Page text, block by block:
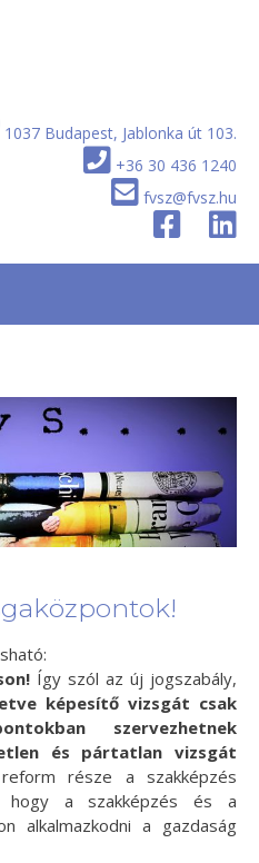
1037 Budapest, Jablonka út 103.
+36 30 436 1240
fvsz@fvsz.hu
Így szól az új jogszabály,
képesítő vizsgát csak
szervezhetnek
és pártatlan vizsgát
része a szakképzés
hogy a szakképzés és a
alkalmazkodni a gazdaság